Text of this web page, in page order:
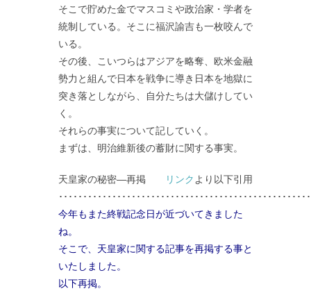
そこで貯めた金でマスコミや政治家・学者を
統制している。そこに福沢諭吉も一枚咬んで
いる。
その後、こいつらはアジアを略奪、欧米金融
勢力と組んで日本を戦争に導き日本を地獄に
突き落としながら、自分たちは大儲けしてい
く。
それらの事実について記していく。
まずは、明治維新後の蓄財に関する事実。
天皇家の秘密―再掲 リンク より以下引用
･･･････････････････････････････････････････････････
今年もまた終戦記念日が近づいてきました
ね。
そこで、天皇家に関する記事を再掲する事と
いたしました。
以下再掲。